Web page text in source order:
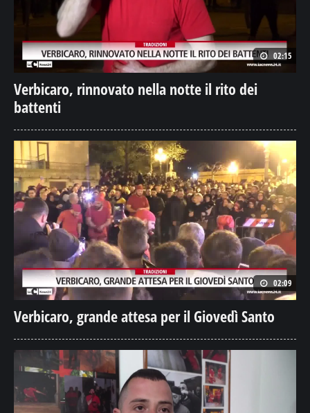
02:15
Verbicaro, rinnovato nella notte il rito dei
battenti
02:09
Verbicaro, grande attesa per il Giovedì Santo